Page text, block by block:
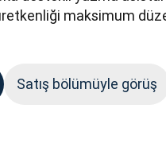
maksimum
Satış bölümüyle görüş